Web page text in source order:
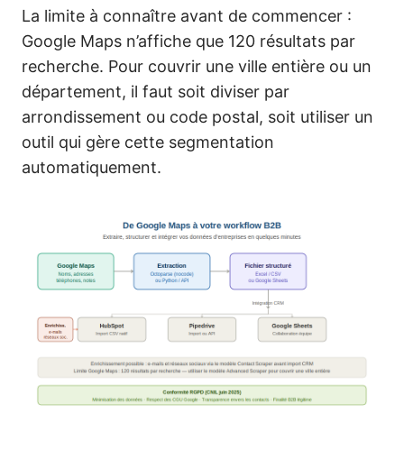
La limite à connaître avant de commencer :
Google Maps n’affiche que 120 résultats par
recherche. Pour couvrir une ville entière ou un
département, il faut soit diviser par
arrondissement ou code postal, soit utiliser un
outil qui gère cette segmentation
automatiquement.